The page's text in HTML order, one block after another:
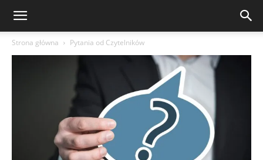
Strona główna Pytania od Czytelników